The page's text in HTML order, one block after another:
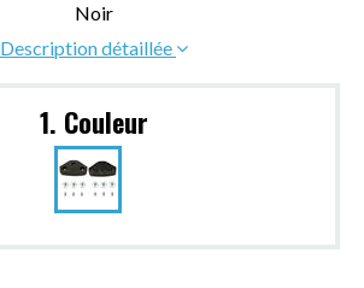
Noir
Description détaillée
1. Couleur